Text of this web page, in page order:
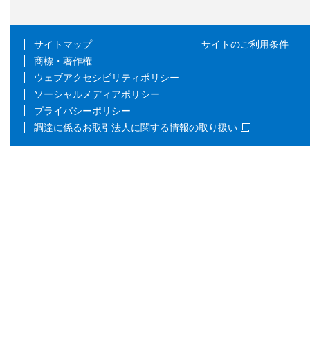
サイトマップ
サイトのご利用条件
商標・著作権
ウェブアクセシビリティポリシー
ソーシャルメディアポリシー
プライバシーポリシー
調達に係るお取引法人に関する情報の取り扱い